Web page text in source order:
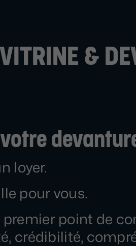
&
loyer.
pour vous.
premier point de
crédibilité,